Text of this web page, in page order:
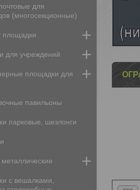
для
(многосекционные)
площадки
для учреждений
площадки для
павильоны
парковые, шезлонги
с вешалками,